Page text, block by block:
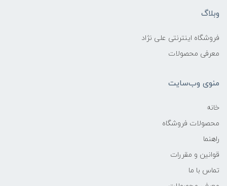
وبلاگ
فروشگاه اینترنتی علی نژاد
معرفی محصولات
منوی وب‌سایت
خانه
محصولات فروشگاه
راهنما
قوانین و مقررات
تماس با ما